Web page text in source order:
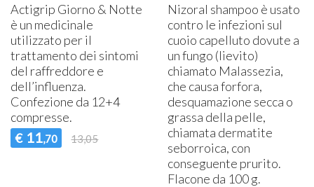
Actigrip Giorno & Notte
è un medicinale
utilizzato per il
trattamento dei sintomi
del raffreddore e
dell’influenza.
Confezione da 12+4
compresse.
€ 11,70 13,05
Nizoral shampoo è usato
contro le infezioni sul
cuoio capelluto dovute a
un fungo (lievito)
chiamato Malassezia,
che causa forfora,
desquamazione secca o
grassa della pelle,
chiamata dermatite
seborroica, con
conseguente prurito.
Flacone da 100 g.